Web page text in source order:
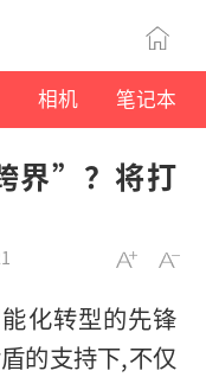
相机 笔记本
界”？将打
化转型的先锋
的支持下,不仅